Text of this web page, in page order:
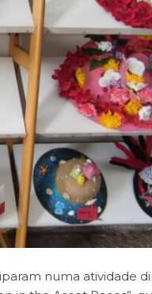
numa atividade